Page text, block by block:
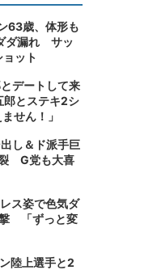
63歳、体形も
ダ漏れ サッ
ット
デートして来
郎とステキ2シ
せん！」
し＆ド派手巨
裂 G党も大喜
ス姿で色気ダ
撃 「ずっと変
陸上選手と2